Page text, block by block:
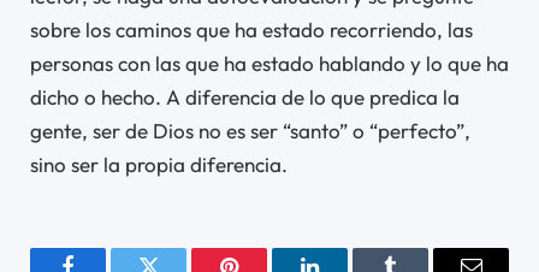
sobre los caminos que ha estado recorriendo, las
personas con las que ha estado hablando y lo que ha
dicho o hecho. A diferencia de lo que predica la
gente, ser de Dios no es ser “santo” o “perfecto”,
sino ser la propia diferencia.